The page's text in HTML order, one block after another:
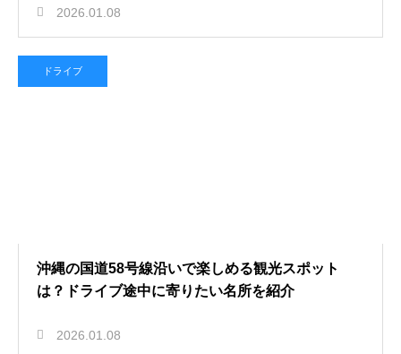
2026.01.08
ドライブ
沖縄の国道58号線沿いで楽しめる観光スポット
は？ドライブ途中に寄りたい名所を紹介
2026.01.08